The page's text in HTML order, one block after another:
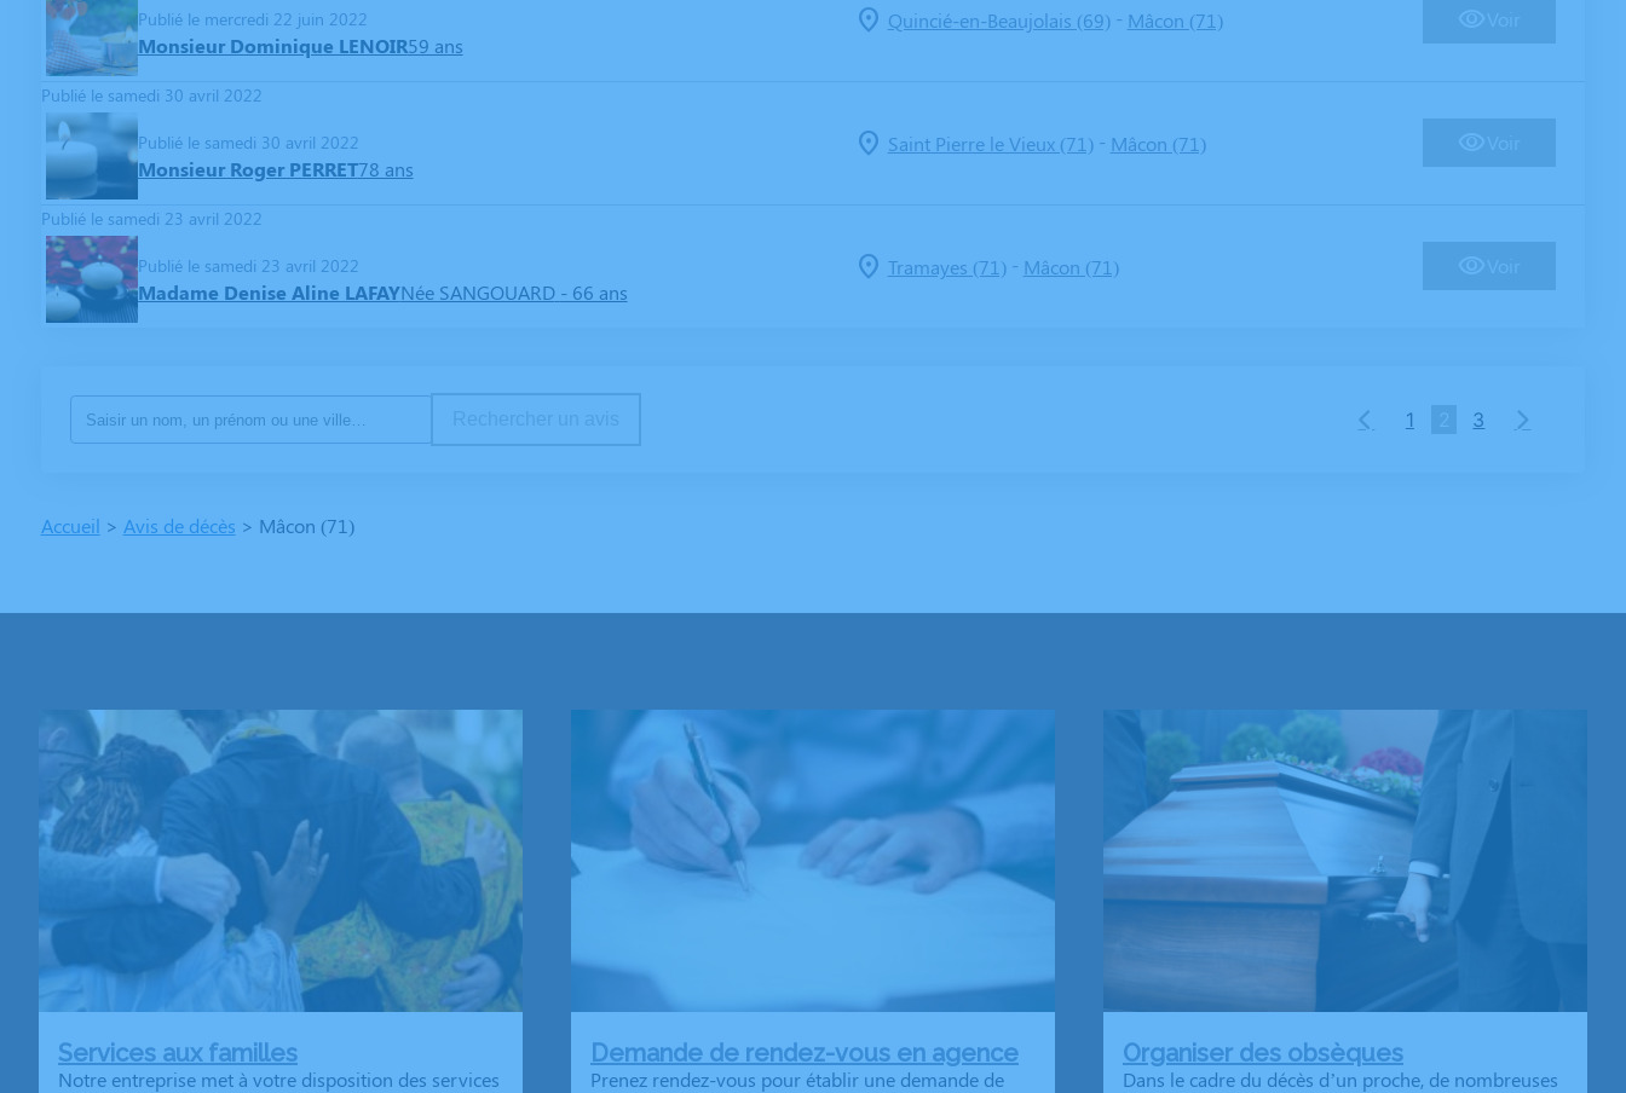
Publié le mercredi 22 juin 2022
Monsieur Dominique LENOIR59 ans
Quincié-en-Beaujolais (69)- Mâcon (71)
Publié le samedi 30 avril 2022
Publié le samedi 30 avril 2022
Monsieur Roger PERRET78 ans
Saint Pierre le Vieux (71)- Mâcon (71)
Publié le samedi 23 avril 2022
Publié le samedi 23 avril 2022
Madame Denise Aline LAFAYNée SANGOUARD - 66 ans
Tramayes (71)- Mâcon (71)
1 3
Accueil > Avis de décès > Mâcon (71)
Services aux familles
Notre entreprise met à votre disposition des services
Demande de rendez-vous en agence
Prenez rendez-vous pour établir une demande de
Organiser des obsèques
Dans le cadre du décès d’un proche, de nombreuses